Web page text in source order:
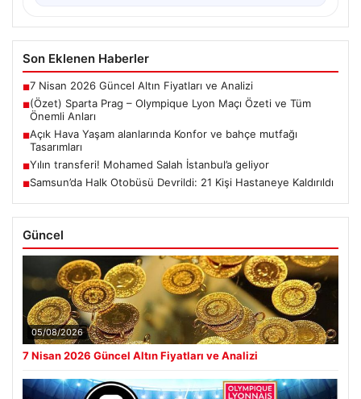
Son Eklenen Haberler
■7 Nisan 2026 Güncel Altın Fiyatları ve Analizi
■(Özet) Sparta Prag – Olympique Lyon Maçı Özeti ve Tüm
Önemli Anları
■Açık Hava Yaşam alanlarında Konfor ve bahçe mutfağı
Tasarımları
■Yılın transferi! Mohamed Salah İstanbul’a geliyor
■Samsun’da Halk Otobüsü Devrildi: 21 Kişi Hastaneye Kaldırıldı
Güncel
05/08/2026
7 Nisan 2026 Güncel Altın Fiyatları ve Analizi